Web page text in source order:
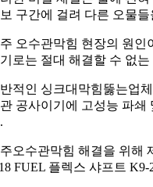
구간에 걸려 다른 오물
오수관막힘 현장의 원인
로는 절대 해결할 수 없
적인 싱크대막힘뚫는업
공사이기에 고성능 파쇄
오수관막힘 해결을 위해
FUEL 플렉스 샤프트